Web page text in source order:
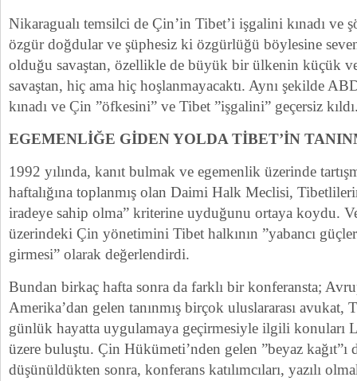
Nikaragualı temsilci de Çin’in Tibet’i işgalini kınadı ve
özgür doğdular ve şüphesiz ki özgürlüğü böylesine
olduğu savaştan, özellikle de büyük bir ülkenin küçük
savaştan, hiç ama hiç hoşlanmayacaktı. Aynı şekilde
kınadı ve Çin ”öfkesini” ve Tibet ”işgalini” geçersiz
EGEMENLİĞE GİDEN YOLDA TİBET’İN
1992 yılında, kanıt bulmak ve egemenlik üzerinde
haftalığına toplanmış olan Daimi Halk Meclisi,
iradeye sahip olma” kriterine uyduğunu ortaya koydu.
üzerindeki Çin yönetimini Tibet halkının ”yabancı
girmesi” olarak değerlendirdi.
Bundan birkaç hafta sonra da farklı bir konferansta;
Amerika’dan gelen tanınmış birçok uluslararası avukat,
günlük hayatta uygulamaya geçirmesiyle ilgili konuları
üzere buluştu. Çin Hükümeti’nden gelen ”beyaz kağıt”ı
düşünüldükten sonra, konferans katılımcıları, yazılı